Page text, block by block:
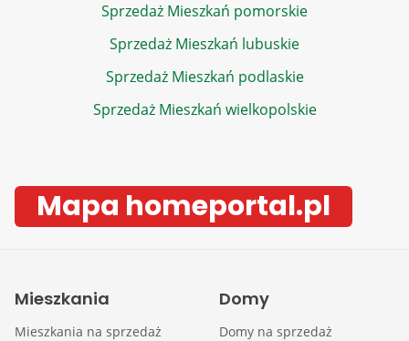
Sprzedaż Mieszkań pomorskie
Sprzedaż Mieszkań lubuskie
Sprzedaż Mieszkań podlaskie
Sprzedaż Mieszkań wielkopolskie
Mapa homeportal.pl
Mieszkania
Mieszkania na sprzedaż
Domy
Domy na sprzedaż